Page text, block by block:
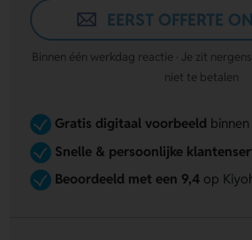
EERST OFFERTE
Binnen één werkdag reactie · Je zit
niet te betalen
Gratis digitaal voorbeeld
Snelle & persoonlijke
Beoordeeld met een 9,4op